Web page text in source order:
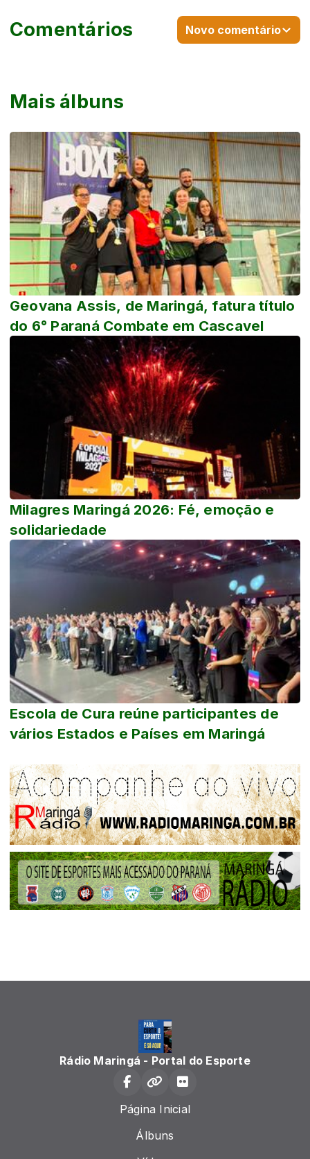
Mais álbuns
Geovana Assis, de Maringá, fatura título
do 6° Paraná Combate em Cascavel
Milagres Maringá 2026: Fé, emoção e
solidariedade
Escola de Cura reúne participantes de
vários Estados e Países em Maringá
Comentários Novo comentário
Rádio Maringá - Portal do Esporte
Página Inicial
Álbuns